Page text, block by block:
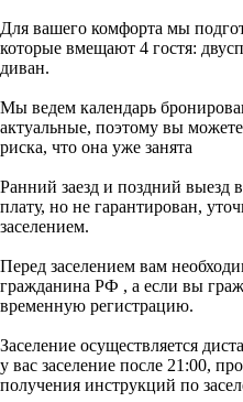
Для вашего комфорта мы
которые вмещают 4 гостя:
диван.
Мы ведем календарь
актуальные, поэтому вы
риска, что она уже занята
Ранний заезд и поздний выезд
плату, но не гарантирован,
заселением.
Перед заселением вам
гражданина РФ , а если вы
временную регистрацию.
Заселение осуществляется
у вас заселение после 21:00,
получения инструкций по